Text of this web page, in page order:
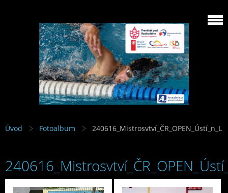
Úvod Fotoalbum 240616_Mistrosvtví_ČR_OPEN_Ústí_n_L